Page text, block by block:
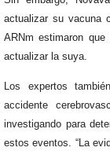
actualizar su vacuna
ARNm estimaron
actualizar la suya.
Los expertos
accidente
investigando para
estos eventos. “La